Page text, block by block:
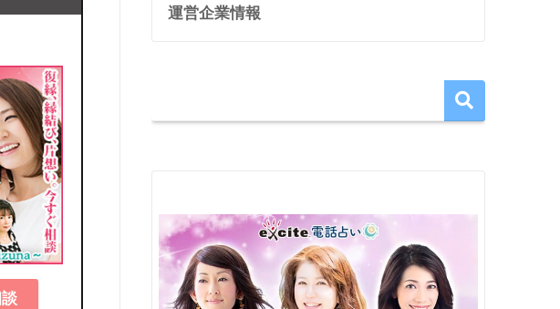
運営企業情報